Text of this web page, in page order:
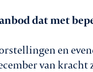
dat met
en
van kracht